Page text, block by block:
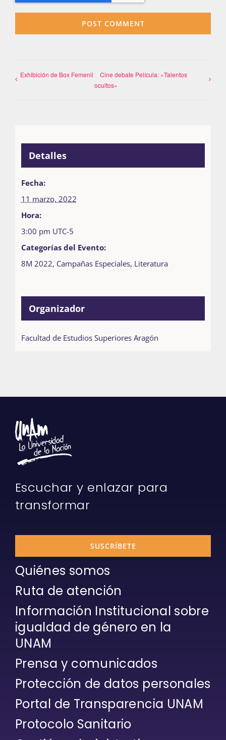
Exhibición de Box Femenil
Cine debate Película: «Talentos
ocultos»
Detalles
Fecha:
11 marzo, 2022
Hora:
3:00 pm UTC-5
Categorías del Evento:
8M 2022, Campañas Especiales, Literatura
Organizador
Facultad de Estudios Superiores Aragón
Escuchar y enlazar para
transformar
SUSCRÍBETE
Quiénes somos
Ruta de atención
Información Institucional sobre
igualdad de género en la
UNAM
Prensa y comunicados
Protección de datos personales
Portal de Transparencia UNAM
Protocolo Sanitario